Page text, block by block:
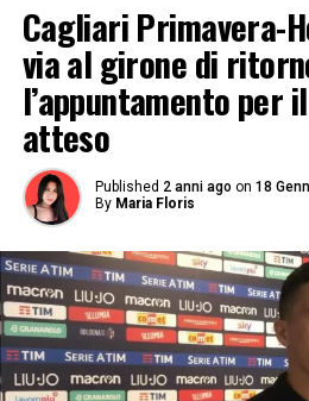
Cagliari Primavera-
via al girone di
l’appuntamento per
atteso
Published 2 anni ago on 18
By Maria Floris